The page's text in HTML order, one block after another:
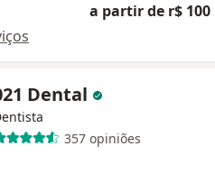
a partir de r$ 100
Dental
357 opiniões